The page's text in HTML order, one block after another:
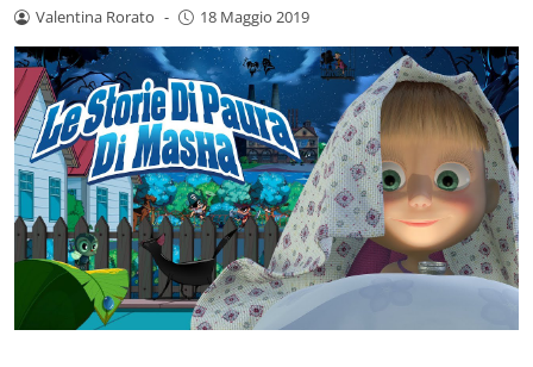
Valentina Rorato - 18 Maggio 2019